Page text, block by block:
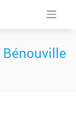
Bénouville